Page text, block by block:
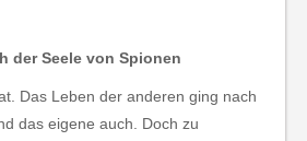
der Seele von Spionen
Das Leben der anderen ging nach
das eigene auch. Doch zu